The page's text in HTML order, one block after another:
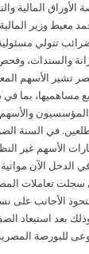
الأوراق المالية
وزير المالية،
تتولي
والسندات،
تشير الأسهم
مساهميها، بما
في السنة
الأسهم غير
الدخل الآن
وذلك بعد استبعاد
للبورصة